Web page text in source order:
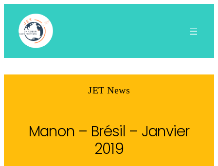
contenu
JET News
Manon – Brésil – Janvier
2019